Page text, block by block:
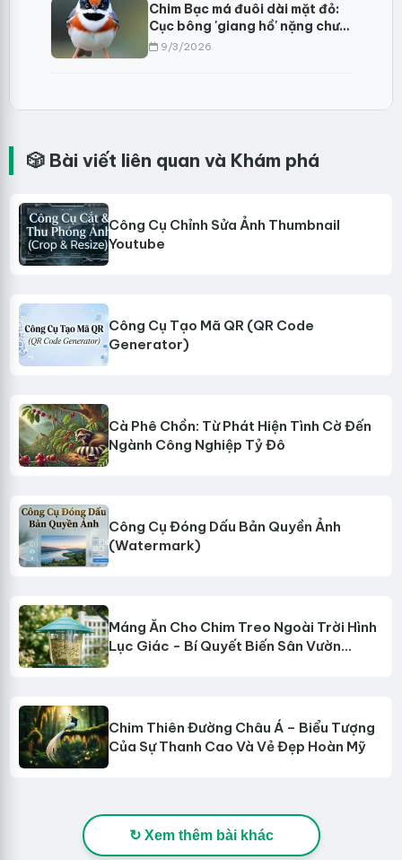
Chim Bạc má đuôi dài mặt đỏ:
Cục bông 'giang hồ' nặng chưa
đầy mười gram?
9/3/2026
🎲 Bài viết liên quan và Khám phá
Công Cụ Chỉnh Sửa Ảnh Thumbnail
Youtube
Công Cụ Tạo Mã QR (QR Code
Generator)
Cà Phê Chồn: Từ Phát Hiện Tình Cờ Đến
Ngành Công Nghiệp Tỷ Đô
Công Cụ Đóng Dấu Bản Quyền Ảnh
(Watermark)
Máng Ăn Cho Chim Treo Ngoài Trời Hình
Lục Giác - Bí Quyết Biến Sân Vườn
Chim Thiên Đường Châu Á – Biểu Tượng
Của Sự Thanh Cao Và Vẻ Đẹp Hoàn Mỹ
↻ Xem thêm bài khác